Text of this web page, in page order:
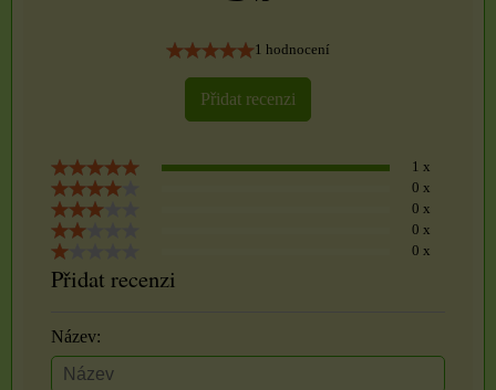
1 hodnocení
Přidat recenzi
1 x
0 x
0 x
0 x
0 x
Přidat recenzi
Název: